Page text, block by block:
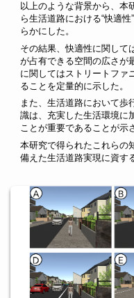
以上のような背景から、本
ら生活道路における“快適
らかにした。
その結果、快適性に関して
が占有できる空間の広さが
に関してはストリートファ
ることを定量的に示した。
また、生活道路において歩
識は、充実した生活環境に
ことが重要であることが示
本研究で得られたこれらの
備えた生活道路実現に資す